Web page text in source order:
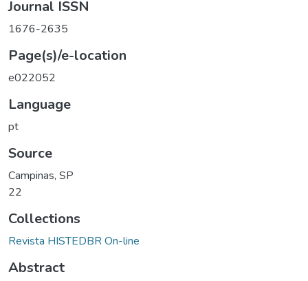
Journal ISSN
1676-2635
Page(s)/e-location
e022052
Language
pt
Source
Campinas, SP
22
Collections
Revista HISTEDBR On-line
Abstract